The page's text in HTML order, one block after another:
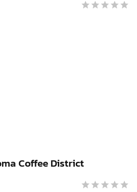
Coffee District